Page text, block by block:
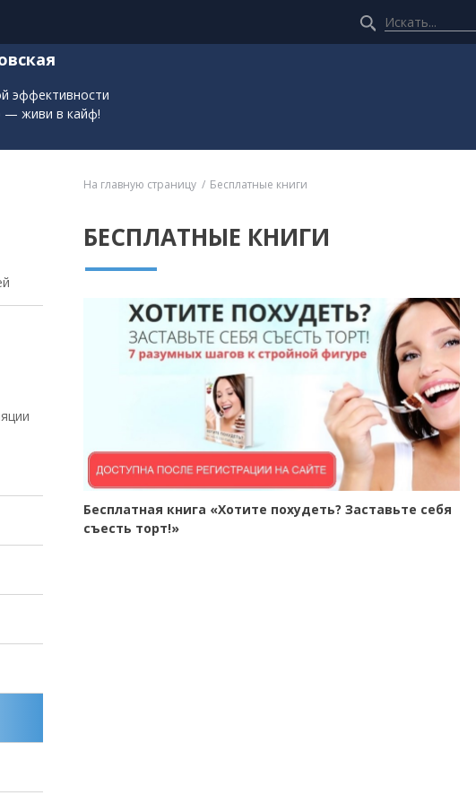
эффективности
— живи в кайф!
На главную страницу Бесплатные книги
БЕСПЛАТНЫЕ КНИГИ
Бесплатная книга «Хотите похудеть? Заставьте себя
съесть торт!»